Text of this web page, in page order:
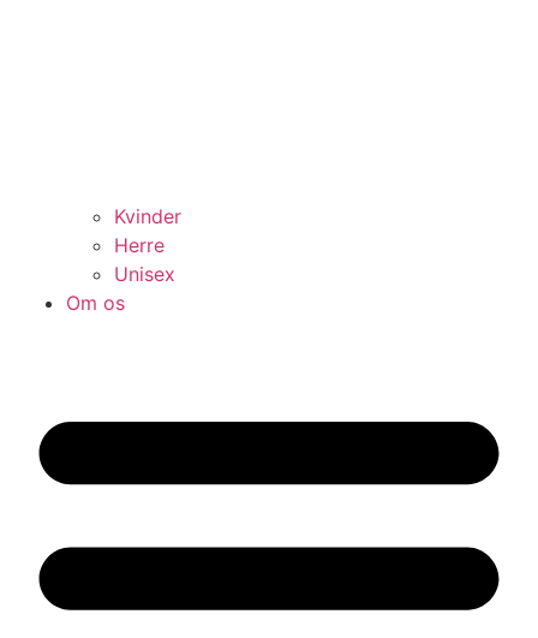
Kvinder
Herre
Unisex
Om os